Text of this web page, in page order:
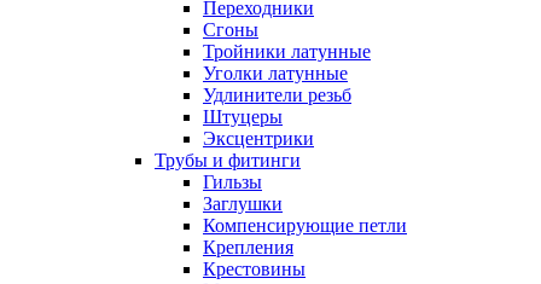
Переходники
Сгоны
Тройники латунные
Уголки латунные
Удлинители резьб
Штуцеры
Эксцентрики
Трубы и фитинги
Гильзы
Заглушки
Компенсирующие петли
Крепления
Крестовины